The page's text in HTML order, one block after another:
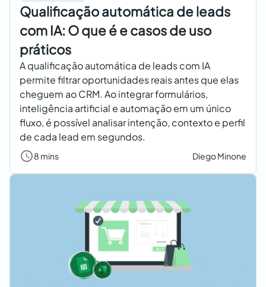
Qualificação automática de leads
com IA: O que é e casos de uso
práticos
A qualificação automática de leads com IA
permite filtrar oportunidades reais antes que elas
cheguem ao CRM. Ao integrar formulários,
inteligência artificial e automação em um único
fluxo, é possível analisar intenção, contexto e perfil
de cada lead em segundos.
8 mins Diego Minone